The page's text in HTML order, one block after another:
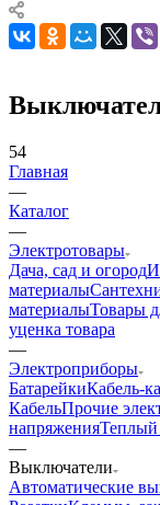
54
Главная
—
Каталог
—
Электротовары
Дача, сад и огород
материалы
материалыТовары
уценка товара
—
Электроприборы
БатарейкиКабель-
КабельПрочие
напряженияТеплый
—
Выключатели
Автоматические